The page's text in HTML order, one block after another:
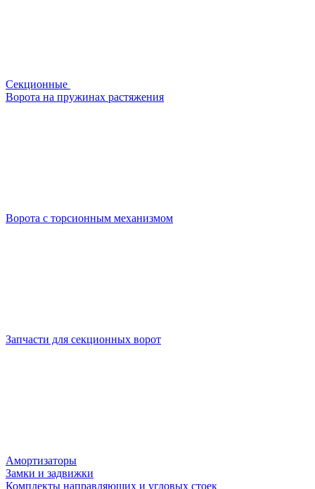
Секционные
Ворота на пружинах растяжения
Ворота с торсионным механизмом
Запчасти для секционных ворот
Амортизаторы
Замки и задвижки
Комплекты направляющих и угловых стоек